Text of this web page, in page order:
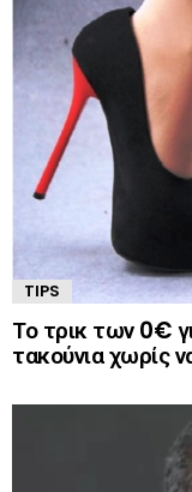
TIPS
Το τρικ των 0€
τακούνια χωρίς